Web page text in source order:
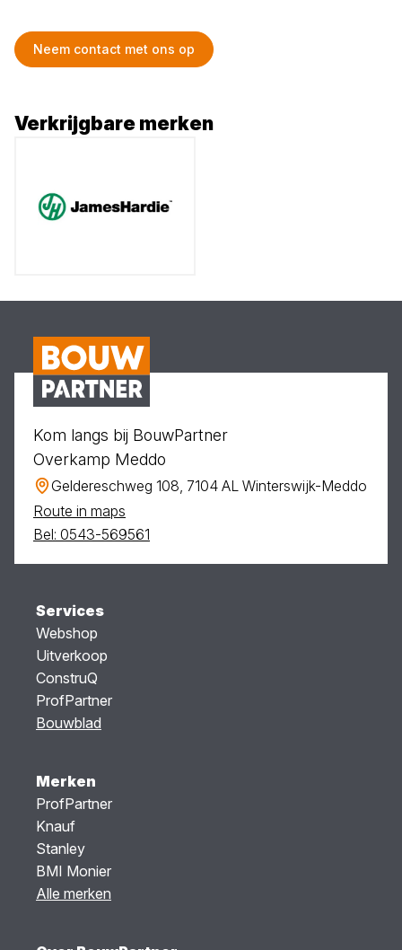
Neem contact met ons op
Verkrijgbare merken
Kom langs bij BouwPartner
Overkamp Meddo
Geldereschweg 108, 7104 AL Winterswijk-Meddo
Route in maps
Bel: 0543-569561
Services
Webshop
Uitverkoop
ConstruQ
ProfPartner
Bouwblad
Merken
ProfPartner
Knauf
Stanley
BMI Monier
Alle merken